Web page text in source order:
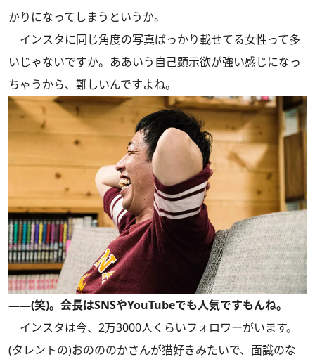
かりになってしまうというか。
インスタに同じ角度の写真ばっかり載せてる女性って多
いじゃないですか。ああいう自己顕示欲が強い感じになっ
ちゃうから、難しいんですよね。
――(笑)。会長はSNSやYouTubeでも人気ですもんね。
インスタは今、2万3000人くらいフォロワーがいます。
(タレントの)おのののかさんが猫好きみたいで、面識のな